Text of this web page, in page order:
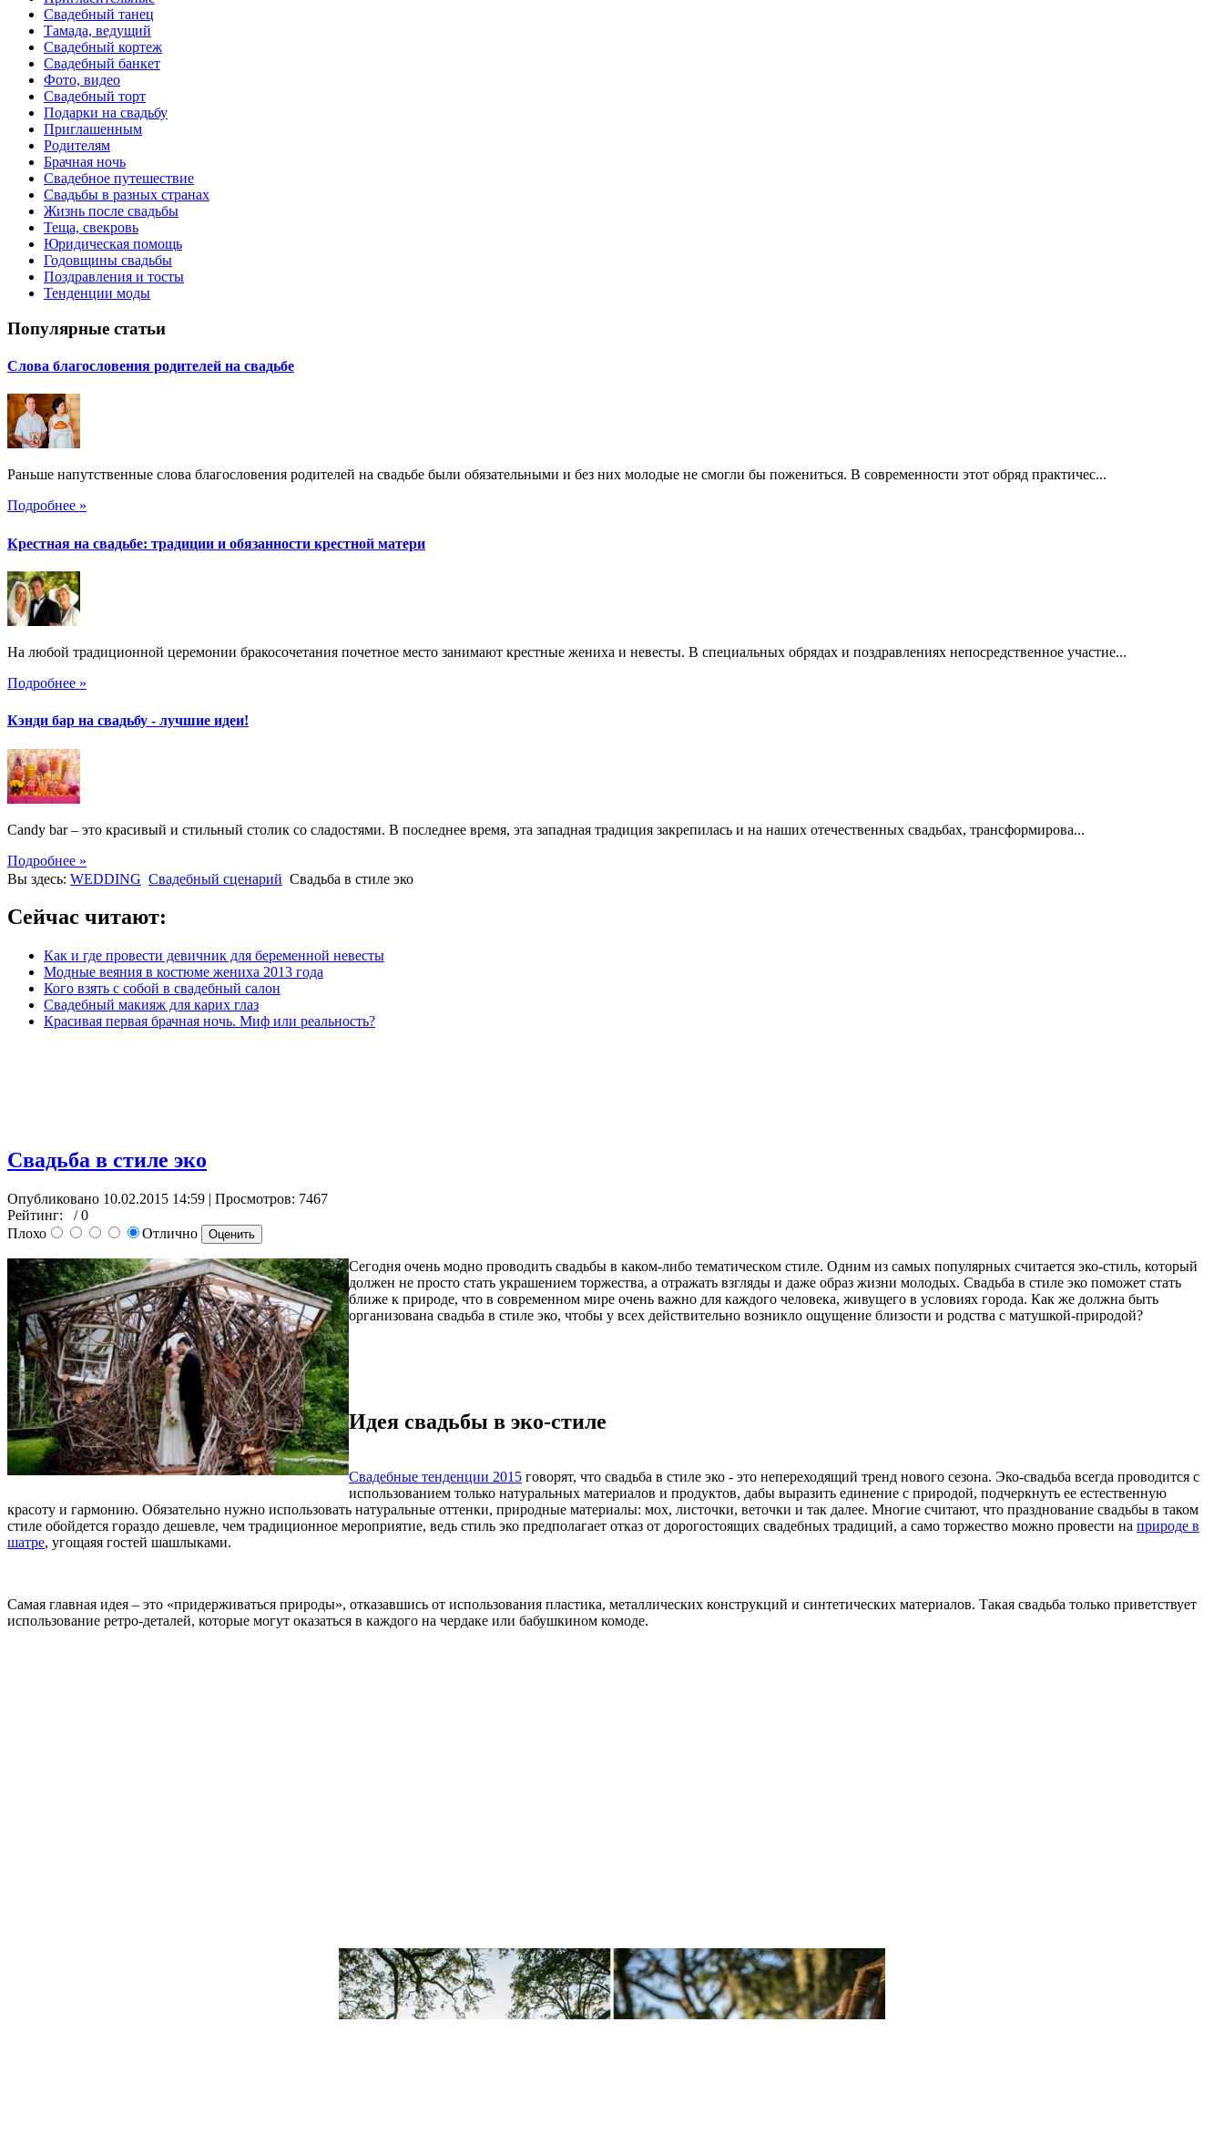
Свадебный танец
Тамада, ведущий
Свадебный кортеж
Свадебный банкет
Фото, видео
Свадебный торт
Подарки на свадьбу
Приглашенным
Родителям
Брачная ночь
Свадебное путешествие
Свадьбы в разных странах
Жизнь после свадьбы
Теща, свекровь
Юридическая помощь
Годовщины свадьбы
Поздравления и тосты
Тенденции моды
Популярные статьи
Слова благословения родителей на свадьбе
Раньше напутственные слова благословения родителей на свадьбе были обязательными и без них молодые не смогли бы пожениться. В современности этот обряд практичес...
Подробнее »
Крестная на свадьбе: традиции и обязанности крестной матери
На любой традиционной церемонии бракосочетания почетное место занимают крестные жениха и невесты. В специальных обрядах и поздравлениях непосредственное участие...
Подробнее »
Кэнди бар на свадьбу - лучшие идеи!
Candy bar – это красивый и стильный столик со сладостями. В последнее время, эта западная традиция закрепилась и на наших отечественных свадьбах, трансформирова...
Подробнее »
Вы здесь: WEDDING Свадебный сценарий Свадьба в стиле эко
Сейчас читают:
Как и где провести девичник для беременной невесты
Модные веяния в костюме жениха 2013 года
Кого взять с собой в свадебный салон
Свадебный макияж для карих глаз
Красивая первая брачная ночь. Миф или реальность?
Свадьба в стиле эко
Опубликовано 10.02.2015 14:59 | Просмотров: 7467
Рейтинг:
/ 0
Плохо
Отлично
Сегодня очень модно проводить свадьбы в каком-либо тематическом стиле. Одним из самых популярных считается эко-стиль, который
должен не просто стать украшением торжества, а отражать взгляды и даже образ жизни молодых. Свадьба в стиле эко поможет стать
ближе к природе, что в современном мире очень важно для каждого человека, живущего в условиях города. Как же должна быть
организована свадьба в стиле эко, чтобы у всех действительно возникло ощущение близости и родства с матушкой-природой?
Идея свадьбы в эко-стиле
Свадебные тенденции 2015 говорят, что свадьба в стиле эко - это непереходящий тренд нового сезона. Эко-свадьба всегда проводится с
использованием только натуральных материалов и продуктов, дабы выразить единение с природой, подчеркнуть ее естественную
красоту и гармонию. Обязательно нужно использовать натуральные оттенки, природные материалы: мох, листочки, веточки и так далее. Многие считают, что празднование свадьбы в таком
стиле обойдется гораздо дешевле, чем традиционное мероприятие, ведь стиль эко предполагает отказ от дорогостоящих свадебных традиций, а само торжество можно провести на природе в
шатре, угощаяя гостей шашлыками.
Самая главная идея – это «придерживаться природы», отказавшись от использования пластика, металлических конструкций и синтетических материалов. Такая свадьба только приветствует
использование ретро-деталей, которые могут оказаться в каждого на чердаке или бабушкином комоде.